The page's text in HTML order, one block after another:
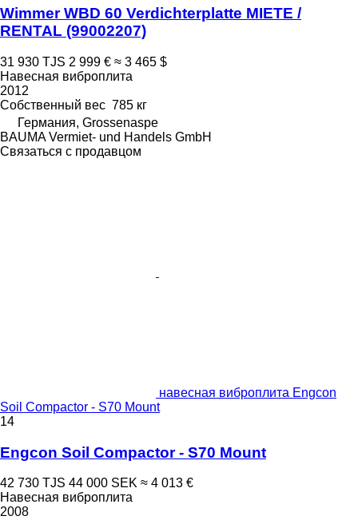
Wimmer WBD 60 Verdichterplatte MIETE /
RENTAL (99002207)
31 930 TJS 2 999 € ≈ 3 465 $
Навесная виброплита
2012
Собственный вес 785 кг
Германия, Grossenaspe
BAUMA Vermiet- und Handels GmbH
Связаться с продавцом
навесная виброплита Engcon
Soil Compactor - S70 Mount
14
Engcon Soil Compactor - S70 Mount
42 730 TJS 44 000 SEK ≈ 4 013 €
Навесная виброплита
2008